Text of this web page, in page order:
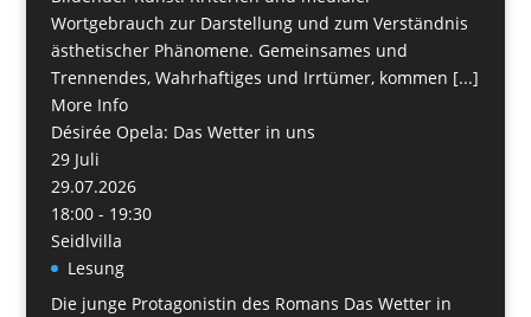
Wortgebrauch zur Darstellung und zum Verständnis
ästhetischer Phänomene. Gemeinsames und
Trennendes, Wahrhaftiges und Irrtümer, kommen [...]
More Info
Désirée Opela: Das Wetter in uns
29 Juli
29.07.2026
18:00 - 19:30
Seidlvilla
Lesung
Die junge Protagonistin des Romans Das Wetter in